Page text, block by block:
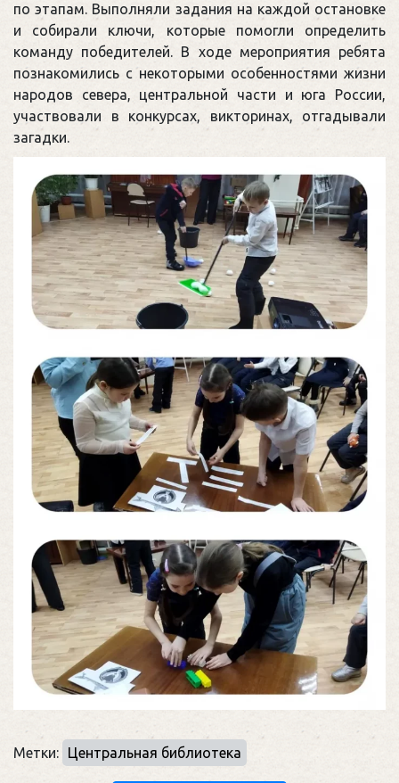
по этапам. Выполняли задания на каждой остановке
и собирали ключи, которые помогли определить
команду победителей. В ходе мероприятия ребята
познакомились с некоторыми особенностями жизни
народов севера, центральной части и юга России,
участвовали в конкурсах, викторинах, отгадывали
загадки.
Метки: Центральная библиотека